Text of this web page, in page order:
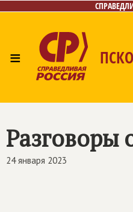
≡
Разговоры
24 января 2023